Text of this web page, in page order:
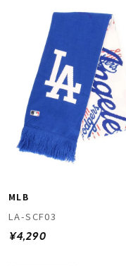
MLB
LA-SCF03
¥4,290